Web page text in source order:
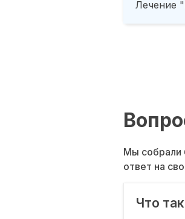
Лечение
Мы собрали
ответ на
Что